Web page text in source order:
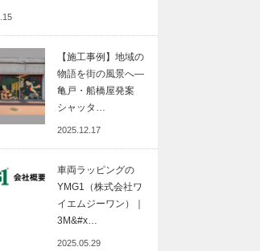
【施工事例】地域の
物語を街の風景へ―
亀戸・船橋屋発案
シャッタ…
2025.12.17
車両ラッピングの
YMG1（株式会社ワ
イエムジーワン）｜
3M&#x…
2025.05.29